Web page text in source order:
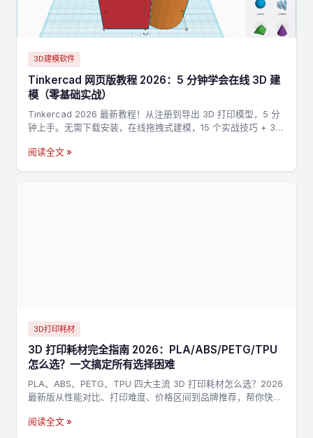
3D建模软件
Tinkercad 网页版教程 2026：5 分钟学会在线 3D 建
模（零基础实战）
Tinkercad 2026 最新教程！从注册到导出 3D 打印模型，5 分
钟上手。无需下载安装，在线拖拽式建模，15 个实战技巧 + 3
阅读全文 »
3D打印耗材
3D 打印耗材完全指南 2026：PLA/ABS/PETG/TPU
怎么选？一文搞定所有选择困难
PLA、ABS、PETG、TPU 四大主流 3D 打印耗材怎么选？2026
最新版从性能对比、打印难度、价格区间到品牌推荐，帮你快速
阅读全文 »